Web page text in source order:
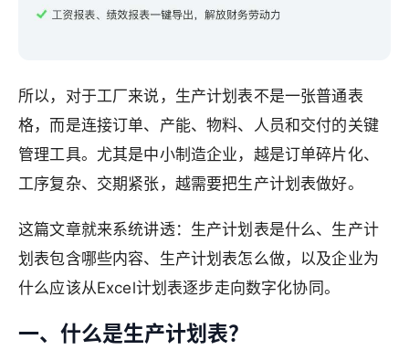
所以，对于工厂来说，生产计划表不是一张普通表
格，而是连接订单、产能、物料、人员和交付的关键
管理工具。尤其是中小制造企业，越是订单碎片化、
工序复杂、交期紧张，越需要把生产计划表做好。
这篇文章就来系统讲透：生产计划表是什么、生产计
划表包含哪些内容、生产计划表怎么做，以及企业为
什么应该从Excel计划表逐步走向数字化协同。
一、什么是生产计划表？